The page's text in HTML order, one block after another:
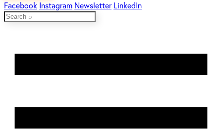
Facebook Instagram Newsletter LinkedIn